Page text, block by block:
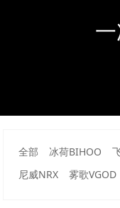
全部 冰荷BIHOO
尼威NRX
雾歌VGOD